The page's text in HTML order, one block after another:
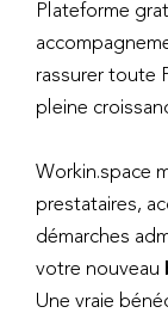
Plateforme
rassurer toute
pleine
Workin.space
prestataires,
démarches
votre nouveau
Une vraie